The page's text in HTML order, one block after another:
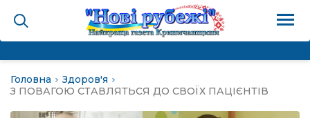
Головна
Здоров'я
З ПОВАГОЮ СТАВЛЯТЬСЯ ДО СВОЇХ ПАЦІЄНТІВ